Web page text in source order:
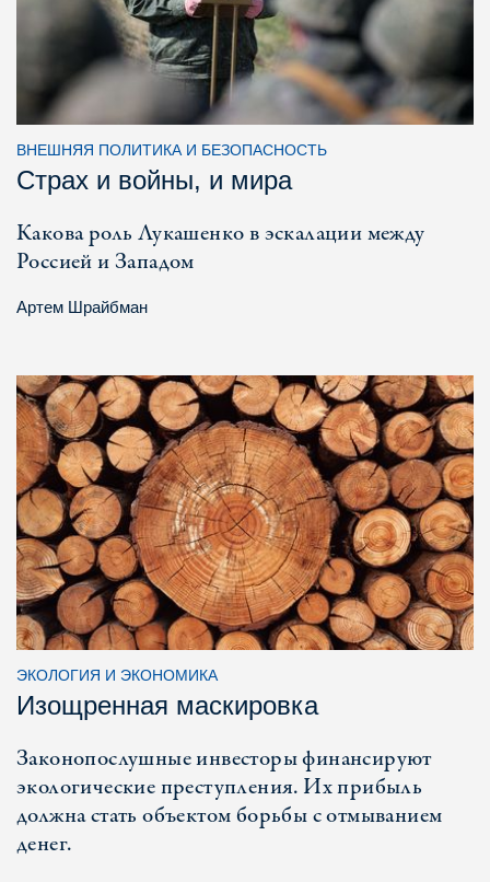
ВНЕШНЯЯ ПОЛИТИКА И БЕЗОПАСНОСТЬ
Страх и войны, и мира
Какова роль Лукашенко в эскалации между
Россией и Западом
Артем Шрайбман
ЭКОЛОГИЯ И ЭКОНОМИКА
Изощренная маскировка
Законопослушные инвесторы финансируют
экологические преступления. Их прибыль
должна стать объектом борьбы с отмыванием
денег.